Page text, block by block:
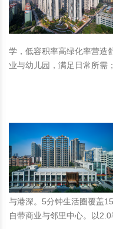
学，低容积率高绿化率营造
业与幼儿园，满足日常所需
与港深。5分钟生活圈覆盖
自带商业与邻里中心。以2.0